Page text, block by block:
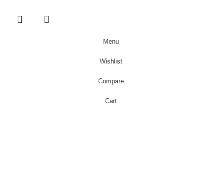
Menu
0
Wishlist
0Compare
0Cart